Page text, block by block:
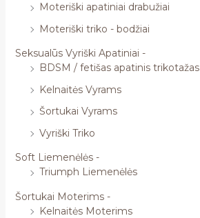
Moteriški apatiniai drabužiai
Moteriški triko - bodžiai
Seksualūs Vyriški Apatiniai -
BDSM / fetišas apatinis trikotažas
Kelnaitės Vyrams
Šortukai Vyrams
Vyriški Triko
Soft Liemenėlės -
Triumph Liemenėlės
Šortukai Moterims -
Kelnaitės Moterims